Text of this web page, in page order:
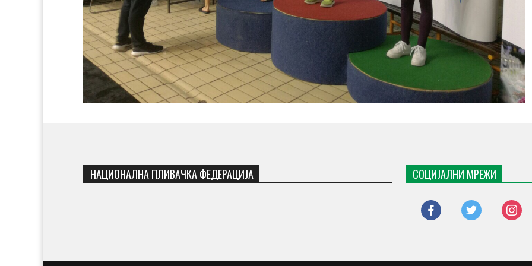
НАЦИОНАЛНА ПЛИВАЧКА ФЕДЕРАЦИЈА СОЦИЈАЛНИ МРЕЖИ
facebook twitter